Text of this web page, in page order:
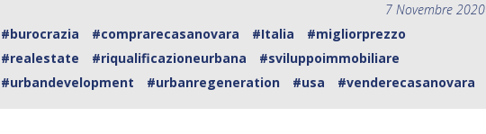
7 Novembre 2020
#burocrazia
#comprarecasanovara #Italia
#migliorprezzo
#realestate
#riqualificazioneurbana
#sviluppoimmobiliare
#urbandevelopment
#urbanregeneration #usa #venderecasanovara